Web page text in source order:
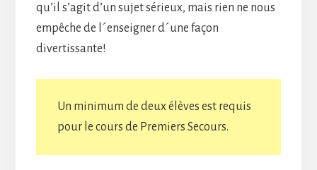
qu’il s’agit d’un sujet sérieux, mais rien ne nous
empêche de l´enseigner d´une façon
divertissante!
Un minimum de deux élèves est requis
pour le cours de Premiers Secours.